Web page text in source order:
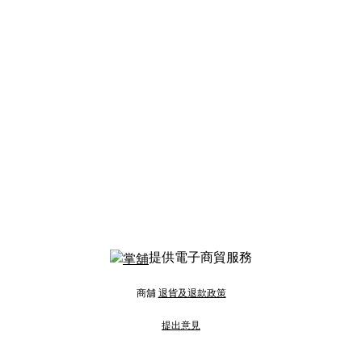
提供電子商貿服務
商舖 退貨及退款政策
提出意見